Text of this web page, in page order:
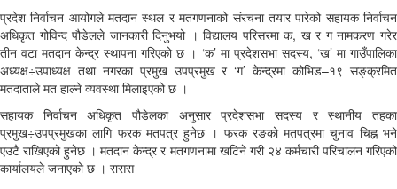
प्रदेश निर्वाचन आयोगले मतदान स्थल र मतगणनाको संरचना तयार पारेको सहायक निर्वाचन
अधिकृत गोविन्द पौडेलले जानकारी दिनुभयो । विद्यालय परिसरमा क, ख र ग नामकरण गरेर
तीन वटा मतदान केन्द्र स्थापना गरिएको छ । ‘क’ मा प्रदेशसभा सदस्य, ‘ख’ मा गाउँपालिका
अध्यक्ष÷उपाध्यक्ष तथा नगरका प्रमुख उपप्रमुख र ‘ग’ केन्द्रमा कोभिड–१९ सङ्क्रमित
मतदाताले मत हाल्ने व्यवस्था मिलाइएको छ ।
सहायक निर्वाचन अधिकृत पौडेलका अनुसार प्रदेशसभा सदस्य र स्थानीय तहका
प्रमुख÷उपप्रमुखका लागि फरक मतपत्र हुनेछ । फरक रङको मतपत्रमा चुनाव चिह्न भने
एउटै राखिएको हुनेछ । मतदान केन्द्र र मतगणनामा खटिने गरी २४ कर्मचारी परिचालन गरिएको
कार्यालयले जनाएको छ । रासस